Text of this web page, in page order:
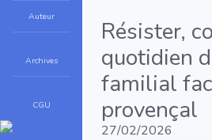
Auteur
Archives
CGU
Résister,
quotidien
familial
provençal
27/02/2026